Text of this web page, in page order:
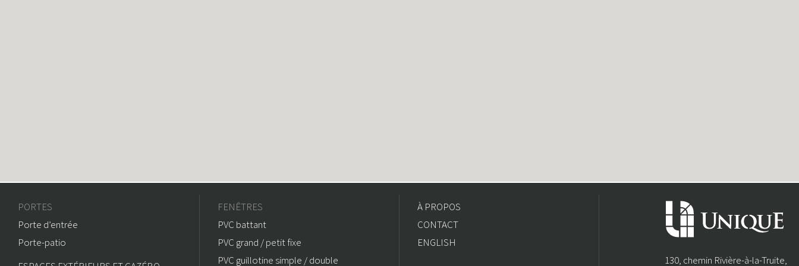
PORTES
Porte d’entrée
Porte-patio
FENÊTRES
PVC battant
PVC grand / petit fixe
PVC guillotine simple / double
À PROPOS
CONTACT
ENGLISH
130, chemin Rivière-à-la-Truite,